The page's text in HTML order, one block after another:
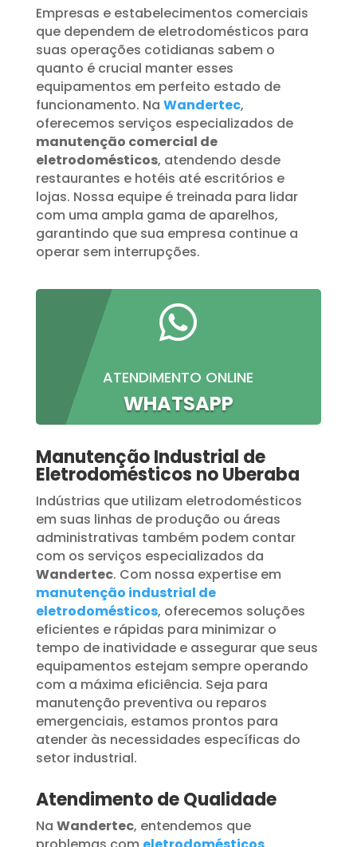
Empresas e estabelecimentos comerciais
que dependem de eletrodomésticos para
suas operações cotidianas sabem o
quanto é crucial manter esses
equipamentos em perfeito estado de
funcionamento. Na Wandertec,
oferecemos serviços especializados de
manutenção comercial de
eletrodomésticos, atendendo desde
restaurantes e hotéis até escritórios e
lojas. Nossa equipe é treinada para lidar
com uma ampla gama de aparelhos,
garantindo que sua empresa continue a
operar sem interrupções.

ATENDIMENTO ONLINE
WHATSAPP
Manutenção Industrial de
Eletrodomésticos no Uberaba
Indústrias que utilizam eletrodomésticos
em suas linhas de produção ou áreas
administrativas também podem contar
com os serviços especializados da
Wandertec. Com nossa expertise em
manutenção industrial de
eletrodomésticos, oferecemos soluções
eficientes e rápidas para minimizar o
tempo de inatividade e assegurar que seus
equipamentos estejam sempre operando
com a máxima eficiência. Seja para
manutenção preventiva ou reparos
emergenciais, estamos prontos para
atender às necessidades específicas do
setor industrial.
Atendimento de Qualidade
Na Wandertec, entendemos que